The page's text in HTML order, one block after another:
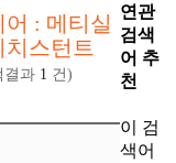
어 : 메티실
치스턴트
결과 1 건)
연관
검색
어 추
천
이 검
색어